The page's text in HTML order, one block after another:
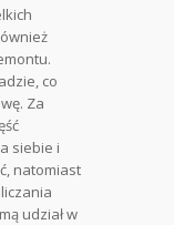
co
Za
siebie i
natomiast
udział w